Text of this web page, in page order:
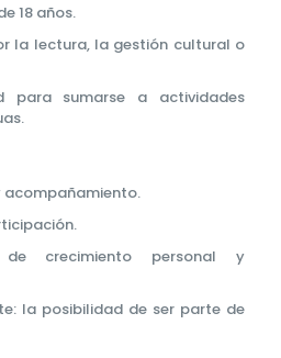
18 años.
la lectura, la gestión cultural o
para sumarse a actividades
acompañamiento.
de crecimiento personal y
la posibilidad de ser parte de